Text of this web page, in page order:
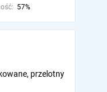
57%
przelotny